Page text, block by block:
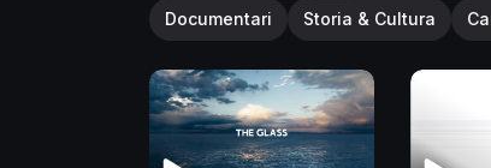
Documentari Storia & Cultura